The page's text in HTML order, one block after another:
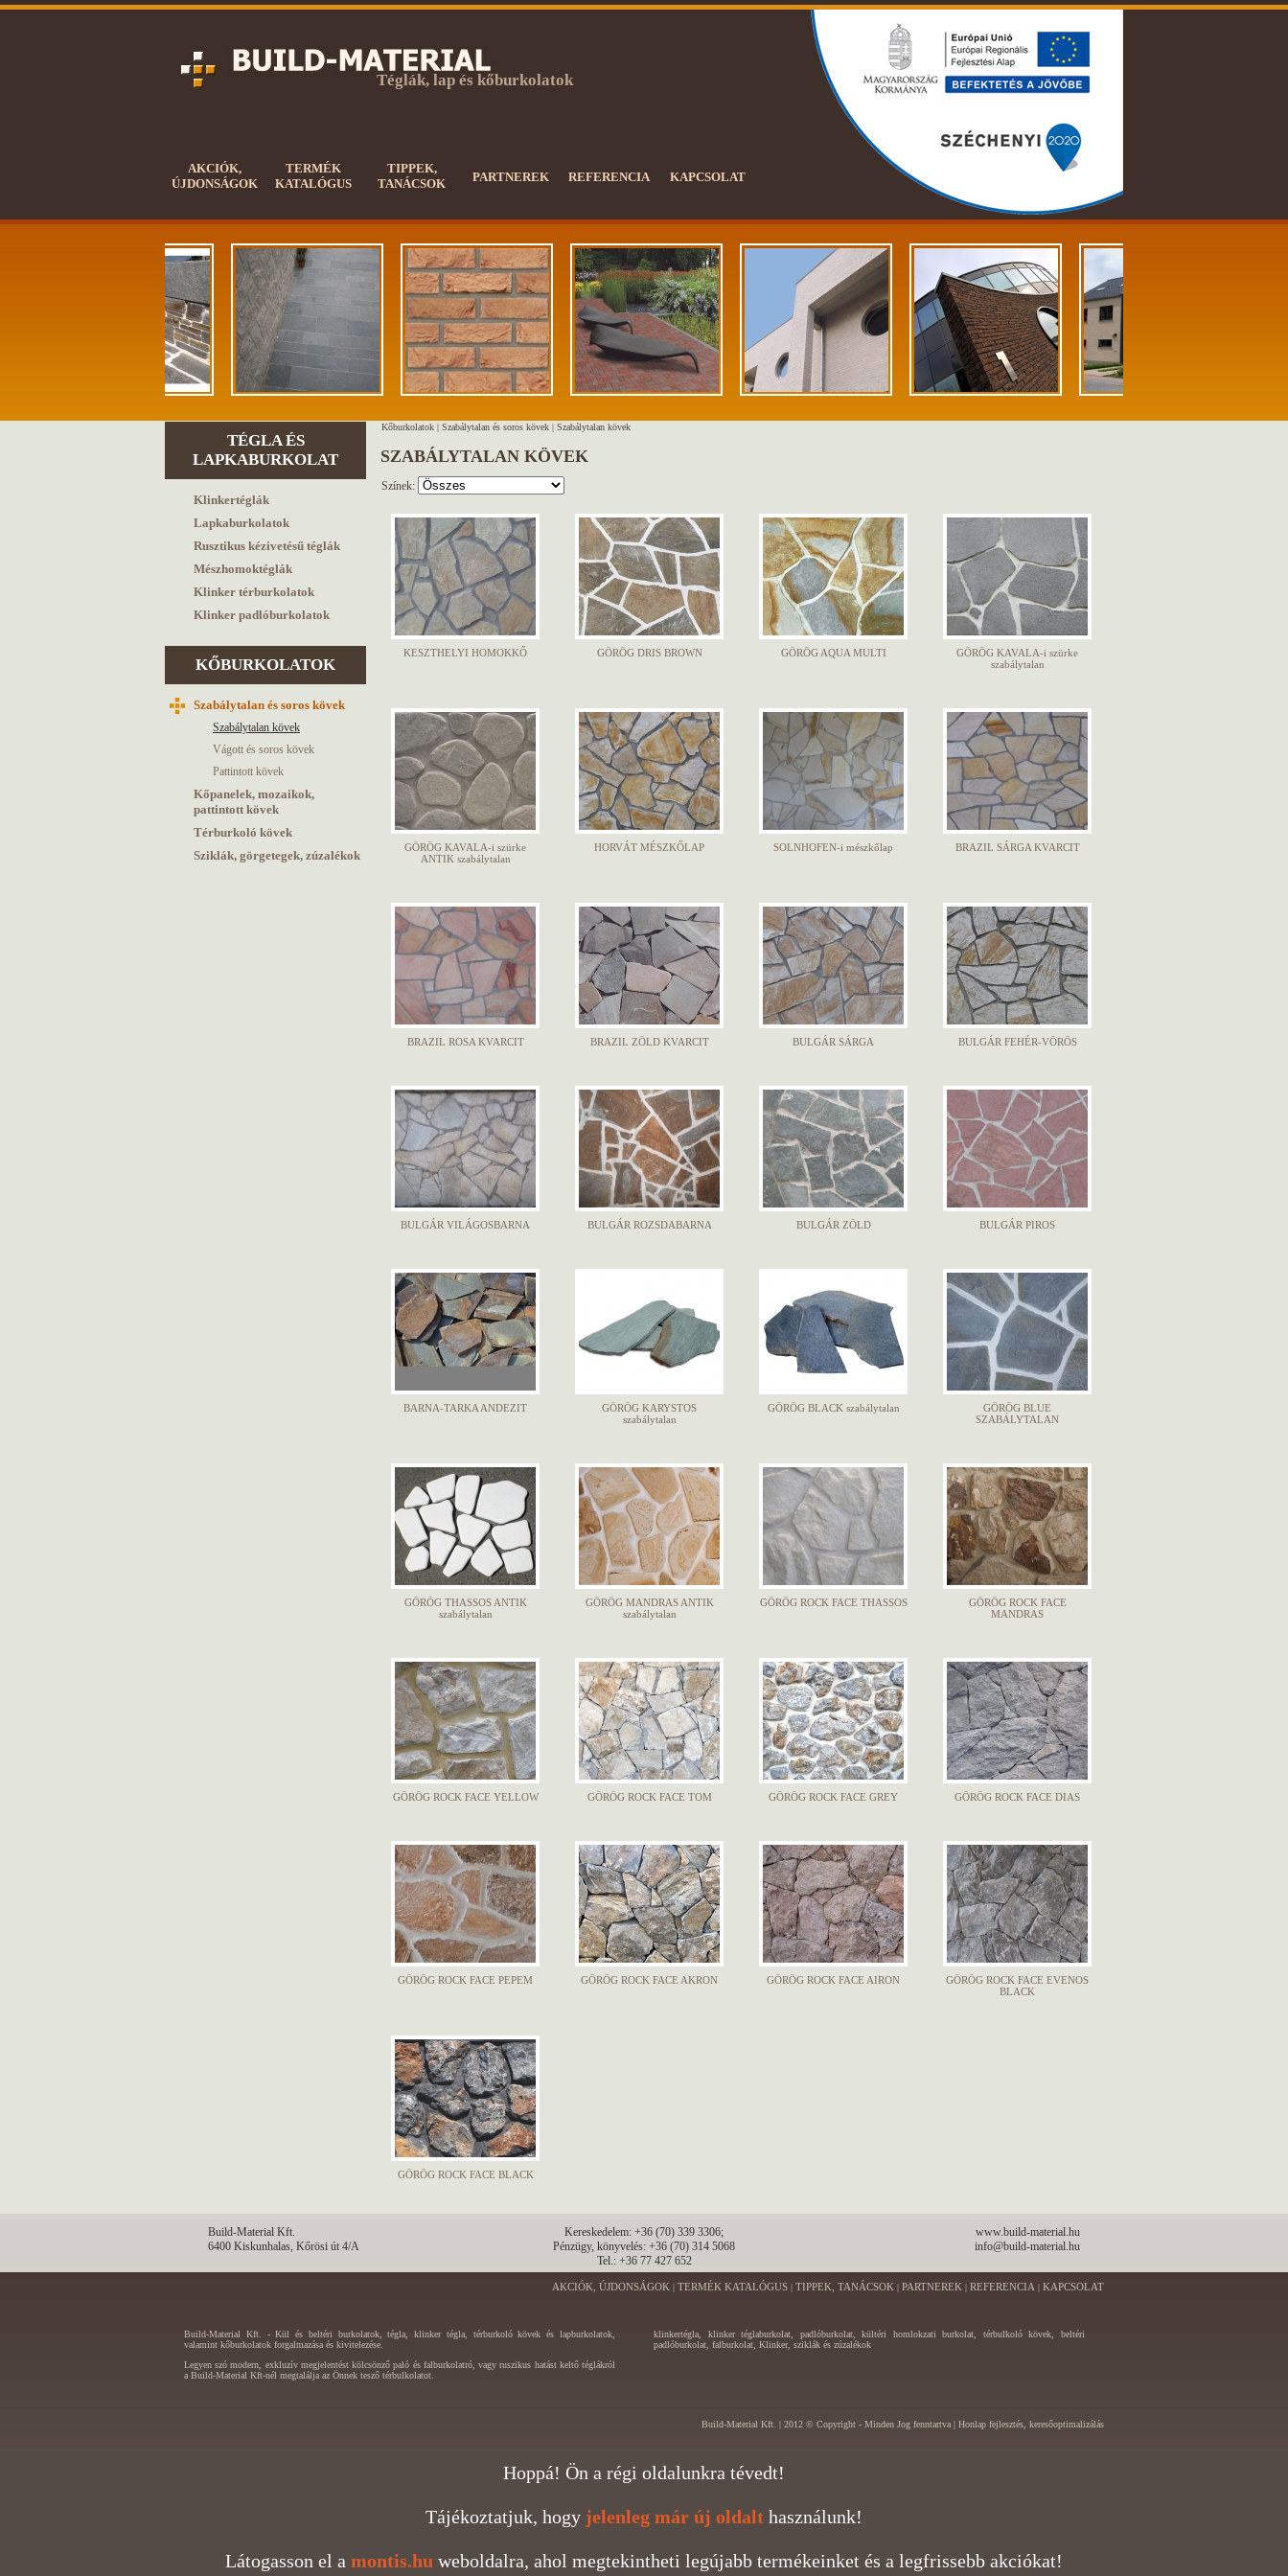
Téglák, lap és kőburkolatok
AKCIÓK,
ÚJDONSÁGOK
TERMÉK
KATALÓGUS
TIPPEK,
TANÁCSOK
PARTNEREK REFERENCIA KAPCSOLAT
TÉGLA ÉS
LAPKABURKOLAT
Klinkertéglák
Lapkaburkolatok
Rusztikus kézivetésű téglák
Mészhomoktéglák
Klinker térburkolatok
Klinker padlóburkolatok
KŐBURKOLATOK
Szabálytalan és soros kövek
Szabálytalan kövek
Vágott és soros kövek
Pattintott kövek
Kőpanelek, mozaikok,
pattintott kövek
Térburkoló kövek
Sziklák, görgetegek, zúzalékok
Kőburkolatok | Szabálytalan és soros kövek | Szabálytalan kövek
SZABÁLYTALAN KÖVEK
Színek:
KESZTHELYI HOMOKKŐ GÖRÖG DRIS BROWN GÖRÖG AQUA MULTI
GÖRÖG KAVALA-i szürke
szabálytalan
GÖRÖG KAVALA-i szürke
ANTIK szabálytalan
HORVÁT MÉSZKŐLAP SOLNHOFEN-i mészkőlap BRAZIL SÁRGA KVARCIT
BRAZIL ROSA KVARCIT BRAZIL ZÖLD KVARCIT BULGÁR SÁRGA BULGÁR FEHÉR-VÖRÖS
BULGÁR VILÁGOSBARNA BULGÁR ROZSDABARNA BULGÁR ZÖLD BULGÁR PIROS
BARNA-TARKA ANDEZIT
GÖRÖG KARYSTOS
szabálytalan
GÖRÖG BLACK szabálytalan
GÖRÖG BLUE
SZABÁLYTALAN
GÖRÖG THASSOS ANTIK
szabálytalan
GÖRÖG MANDRAS ANTIK
szabálytalan
GÖRÖG ROCK FACE THASSOS
GÖRÖG ROCK FACE
MANDRAS
GÖRÖG ROCK FACE YELLOW GÖRÖG ROCK FACE TOM GÖRÖG ROCK FACE GREY GÖRÖG ROCK FACE DIAS
GÖRÖG ROCK FACE PEPEM GÖRÖG ROCK FACE AKRON GÖRÖG ROCK FACE AIRON
GÖRÖG ROCK FACE EVENOS
BLACK
GÖRÖG ROCK FACE BLACK
Build-Material Kft.
6400 Kiskunhalas, Kőrösi út 4/A
Kereskedelem: +36 (70) 339 3306;
Pénzügy, könyvelés: +36 (70) 314 5068
Tel.: +36 77 427 652
www.build-material.hu
info@build-material.hu
AKCIÓK, ÚJDONSÁGOK | TERMÉK KATALÓGUS | TIPPEK, TANÁCSOK | PARTNEREK | REFERENCIA | KAPCSOLAT
Build-Material Kft. - Kül és beltéri burkolatok, tégla, klinker tégla, térburkoló kövek és lapburkolatok,
valamint kőburkolatok forgalmazása és kivitelezése.
Legyen szó modern, exkluzív megjelentést kölcsönző paló és falburkolatró, vagy ruszikus hatást keltő téglákról
a Build-Material Kft-nél megtalálja az Önnek tesző térbulkolatot.
klinkertégla, klinker téglaburkolat, padlóburkolat, kültéri homlokzati burkolat, térbulkoló kövek, beltéri
padlóburkolat, falburkolat, Klinker, sziklák és zúzalékok
Build-Material Kft. | 2012 © Copyright - Minden Jog fenntartva | Honlap fejlesztés, keresőoptimalizálás
Hoppá! Ön a régi oldalunkra tévedt!
Tájékoztatjuk, hogy jelenleg már új oldalt használunk!
Látogasson el a montis.hu weboldalra, ahol megtekintheti legújabb termékeinket és a legfrissebb akciókat!